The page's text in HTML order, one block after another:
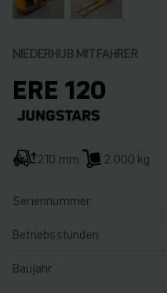
NIEDERHUB MITFAHRER
ERE 120
210 mm 2.000 kg
Seriennummer
Betriebsstunden
Baujahr